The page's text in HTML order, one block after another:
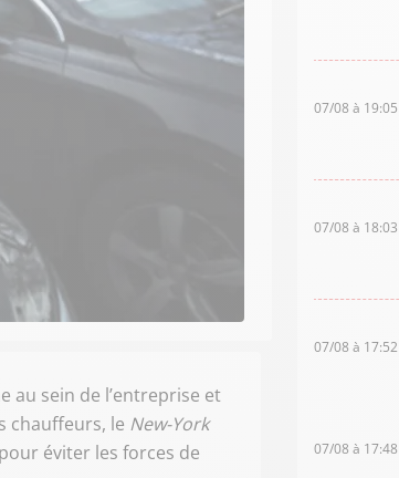
au sein de l’entreprise et
chauffeurs, le New-York
éviter les forces de
07/08 à 19:05
07/08 à 18:03
07/08 à 17:52
07/08 à 17:48